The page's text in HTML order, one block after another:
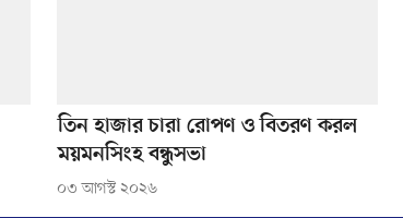
তিন হাজার চারা রোপণ ও বিতরণ করল
ময়মনসিংহ বন্ধুসভা
০৩ আগস্ট ২০২৬